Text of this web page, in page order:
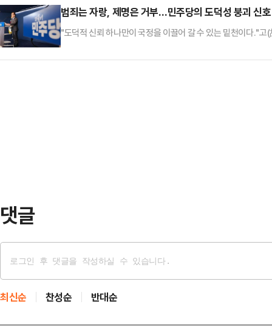
아가 종전을 기대하기에는 상황이 좋지 않다. 미국은 휴전 기
행위는 휴…
범죄는 자랑, 제명은 거부…민주당의 도덕성 붕괴 신
"도덕적 신뢰 하나만이 국정을 이끌어 갈 수 있는 밑천이다."
밑천이 바닥을 드러낸 정도가 아니라 아예 금고 문이 열려 있
댓글
최신순 찬성순 반대순